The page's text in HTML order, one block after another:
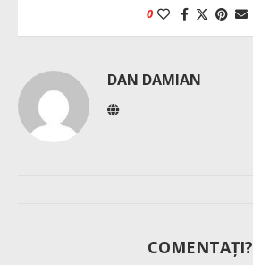
0
DAN DAMIAN
COMENTAȚI?